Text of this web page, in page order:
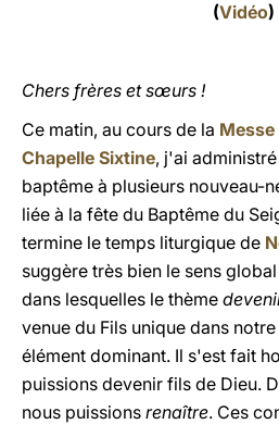
(Vidéo)
Chers frères et sœurs !
Ce matin, au cours de la Messe
Chapelle Sixtine, j'ai
baptême à plusieurs nouveau-
liée à la fête du Baptême du
termine le temps liturgique de
suggère très bien le sens
dans lesquelles le thème
venue du Fils unique dans
élément dominant. Il s'est fait
puissions devenir fils de Dieu.
nous puissions renaître. Ces